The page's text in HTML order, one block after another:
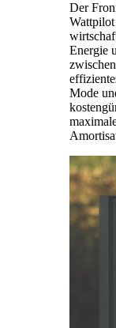
Der
Energie
Mode